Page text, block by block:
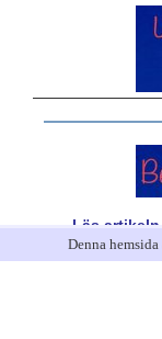
Läs
Jag har
Denna